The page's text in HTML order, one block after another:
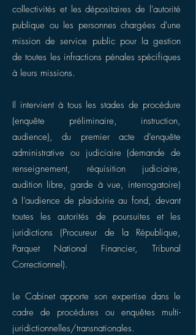
collectivités et les dépositaires de l'autorité
publique ou les personnes chargées d'une
mission de service public pour la gestion
de toutes les infractions pénales spécifiques
à leurs missions.
Il intervient à tous les stades de procédure
(enquête préliminaire, instruction,
audience), du premier acte d’enquête
administrative ou judiciaire (demande de
renseignement, réquisition judiciaire,
audition libre, garde à vue, interrogatoire)
à l’audience de plaidoirie au fond, devant
toutes les autorités de poursuites et les
juridictions (Procureur de la République,
Parquet National Financier, Tribunal
Correctionnel).
Le Cabinet apporte son expertise dans le
cadre de procédures ou enquêtes multi-
juridictionnelles/transnationales.